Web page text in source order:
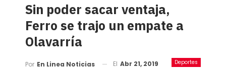
Sin poder sacar ventaja,
Ferro se trajo un empate a
Olavarría
Deportes
Por En Linea Noticias El Abr 21, 2019